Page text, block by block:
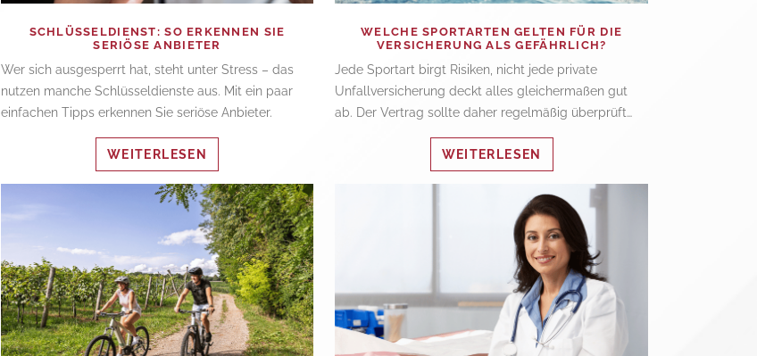
SCHLÜSSELDIENST: SO ERKENNEN SIE
SERIÖSE ANBIETER
Wer sich ausgesperrt hat, steht unter Stress – das
nutzen manche Schlüsseldienste aus. Mit ein paar
einfachen Tipps erkennen Sie seriöse Anbieter.
WEITERLESEN
WELCHE SPORTARTEN GELTEN FÜR DIE
VERSICHERUNG ALS GEFÄHRLICH?
Jede Sportart birgt Risiken, nicht jede private
Unfallversicherung deckt alles gleichermaßen gut
ab. Der Vertrag sollte daher regelmäßig überprüft…
WEITERLESEN